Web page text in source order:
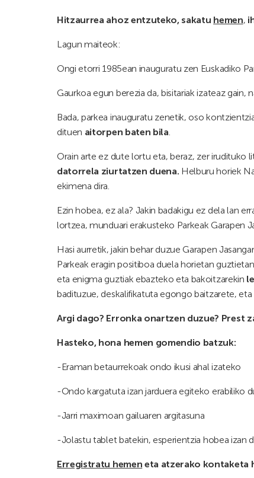
Hitzaurrea ahoz entzuteko, sakatu hemen,
Lagun maiteok:
Ongi etorri 1985ean inauguratu zen Euskadiko
Gaurkoa egun berezia da, bisitariak izateaz gain,
Bada, parkea inauguratu zenetik, oso
dituen aitorpen baten bila.
Orain arte ez dute lortu eta, beraz, zer irudituko
datorrela ziurtatzen duena. Helburu horiek
ekimena dira.
Ezin hobea, ez ala? Jakin badakigu ez dela lan
lortzea, munduari erakusteko Parkeak Garapen
Hasi aurretik, jakin behar duzue Garapen
Parkeak eragin positiboa duela horietan
eta enigma guztiak ebazteko eta bakoitzarekin
badituzue, deskalifikatuta egongo baitzarete,
Argi dago? Erronka onartzen duzue? Prest
Hasteko, hona hemen gomendio batzuk:
-Eraman betaurrekoak ondo ikusi ahal izateko
-Ondo kargatuta izan jarduera egiteko erabiliko
-Jarri maximoan gailuaren argitasuna
-Jolastu tablet batekin, esperientzia hobea izan
Erregistratu hemen eta atzerako kontaketa